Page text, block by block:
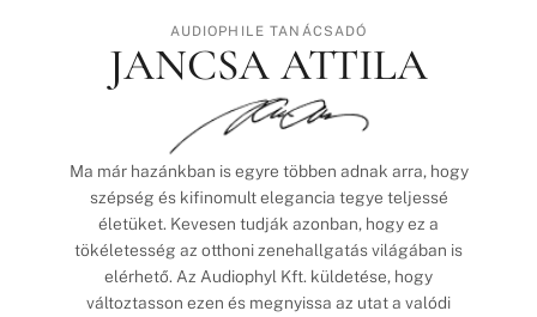
AUDIOPHILE TANÁCSADÓ
JANCSA ATTILA
Ma már hazánkban is egyre többen adnak arra, hogy
szépség és kifinomult elegancia tegye teljessé
életüket. Kevesen tudják azonban, hogy ez a
tökéletesség az otthoni zenehallgatás világában is
elérhető. Az Audiophyl Kft. küldetése, hogy
változtasson ezen és megnyissa az utat a valódi